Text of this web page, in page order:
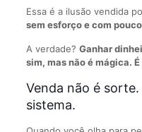
Essa é a ilusão vendida
sem esforço e com
A verdade? Ganhar
sim, mas não é mágica.
Venda não é
sistema.